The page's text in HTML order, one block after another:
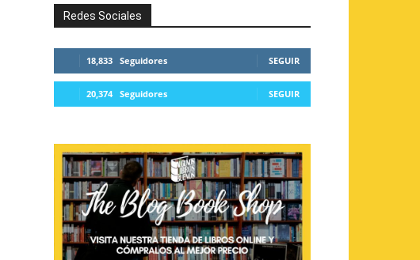
Redes Sociales
18,833 Seguidores SEGUIR
20,374 Seguidores SEGUIR